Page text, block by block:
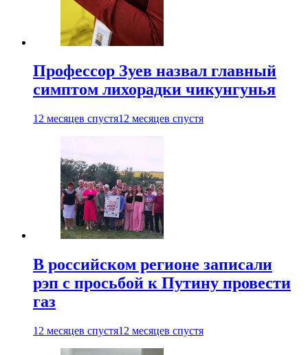
Профессор Зуев назвал главный
симптом лихорадки чикунгунья
12 месяцев спустя12 месяцев спустя
В российском регионе записали
рэп с просьбой к Путину провести
газ
12 месяцев спустя12 месяцев спустя